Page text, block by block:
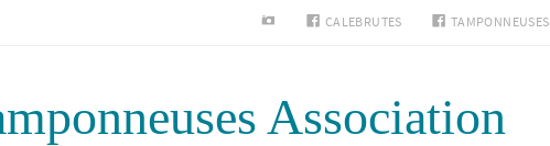
INSTAGRAMCALEBRUTES TAMPONNEUSES
Association